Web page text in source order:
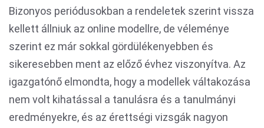
Bizonyos periódusokban a rendeletek szerint vissza
kellett állniuk az online modellre, de véleménye
szerint ez már sokkal gördülékenyebben és
sikeresebben ment az előző évhez viszonyítva. Az
igazgatónő elmondta, hogy a modellek váltakozása
nem volt kihatással a tanulásra és a tanulmányi
eredményekre, és az érettségi vizsgák nagyon